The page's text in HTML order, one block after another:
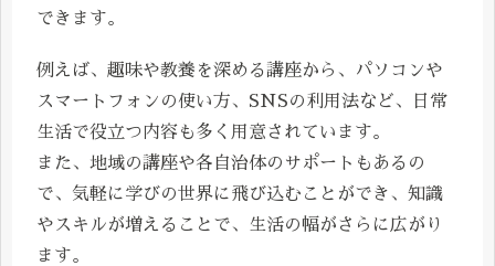
できます。
例えば、趣味や教養を深める講座から、パソコンや
スマートフォンの使い方、SNSの利用法など、日常
生活で役立つ内容も多く用意されています。
また、地域の講座や各自治体のサポートもあるの
で、気軽に学びの世界に飛び込むことができ、知識
やスキルが増えることで、生活の幅がさらに広がり
ます。